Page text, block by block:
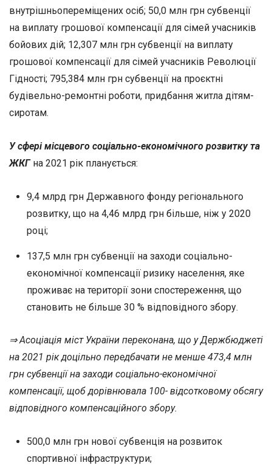
внутрішньопереміщених осіб; 50,0 млн грн субвенції
на виплату грошової компенсації для сімей учасників
бойових дій; 12,307 млн грн субвенції на виплату
грошової компенсації для сімей учасників Революції
Гідності; 795,384 млн грн субвенції на проєктні
будівельно-ремонтні роботи, придбання житла дітям-
сиротам.
У сфері місцевого соціально-економічного розвитку та
ЖКГ на 2021 рік планується:
9,4 млрд грн Державного фонду регіонального
розвитку, що на 4,46 млрд грн більше, ніж у 2020
році;
137,5 млн грн субвенції на заходи соціально-
економічної компенсації ризику населення, яке
проживає на території зони спостереження, що
становить не більше 30 % відповідного збору.
⇒ Асоціація міст України переконана, що у Держбюджеті
на 2021 рік доцільно передбачати не менше 473,4 млн
грн субвенції на заходи соціально-економічної
компенсації, щоб дорівнювала 100- відсотковому обсягу
відповідного компенсаційного збору.
500,0 млн грн нової субвенція на розвиток
спортивної інфраструктури;